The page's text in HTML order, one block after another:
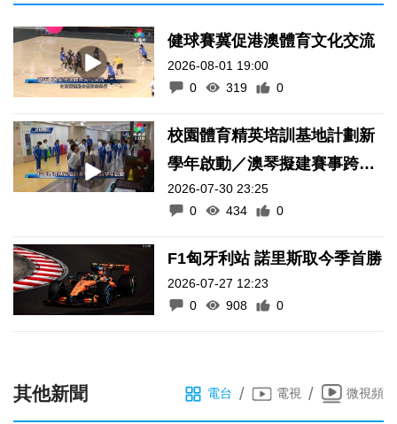
健球賽冀促港澳體育文化交流
2026-08-01 19:00
0
319 0
校園體育精英培訓基地計劃新
學年啟動／澳琴擬建賽事跨境
通關便利化機制
2026-07-30 23:25
0
434 0
F1匈牙利站 諾里斯取今季首勝
2026-07-27 12:23
0
908 0
其他新聞 電台 / 電視 / 微視頻